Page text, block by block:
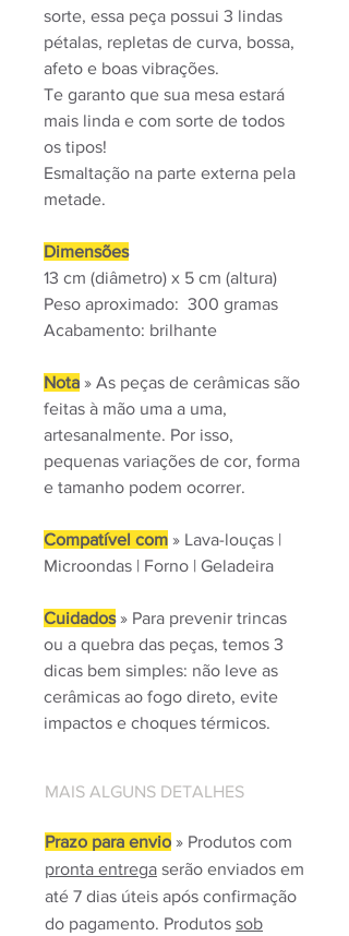
sorte, essa peça possui 3 lindas
pétalas, repletas de curva, bossa,
afeto e boas vibrações.
Te garanto que sua mesa estará
mais linda e com sorte de todos
os tipos!
Esmaltação na parte externa pela
metade.
Dimensões
13 cm (diâmetro) x 5 cm (altura)
Peso aproximado: 300 gramas
Acabamento: brilhante
Nota » As peças de cerâmicas são
feitas à mão uma a uma,
artesanalmente. Por isso,
pequenas variações de cor, forma
e tamanho podem ocorrer.
Compatível com » Lava-louças |
Microondas | Forno | Geladeira
Cuidados» Para prevenir trincas
ou a quebra das peças, temos 3
dicas bem simples: não leve as
cerâmicas ao fogo direto, evite
impactos e choques térmicos.
MAIS ALGUNS DETALHES
Prazo para envio » Produtos com
pronta entrega serão enviados em
até 7 dias úteis após confirmação
do pagamento. Produtos sob